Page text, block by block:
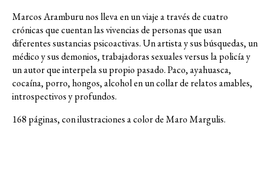
Marcos Aramburu nos lleva en un viaje a través de cuatro
crónicas que cuentan las vivencias de personas que usan
diferentes sustancias psicoactivas. Un artista y sus búsquedas, un
médico y sus demonios, trabajadoras sexuales versus la policía y
un autor que interpela su propio pasado. Paco, ayahuasca,
cocaína, porro, hongos, alcohol en un collar de relatos amables,
introspectivos y profundos.
168 páginas, con ilustraciones a color de Maro Margulis.